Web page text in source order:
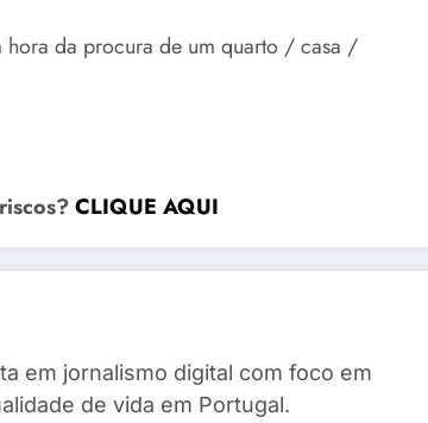
hora da procura de um quarto / casa /
CLIQUE AQUI
em jornalismo digital com foco em
de vida em Portugal.